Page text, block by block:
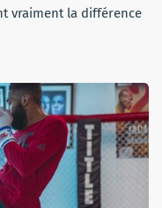
vraiment la différence